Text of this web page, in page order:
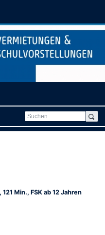
(CURRENT)
121 Min., FSK ab 12 Jahren